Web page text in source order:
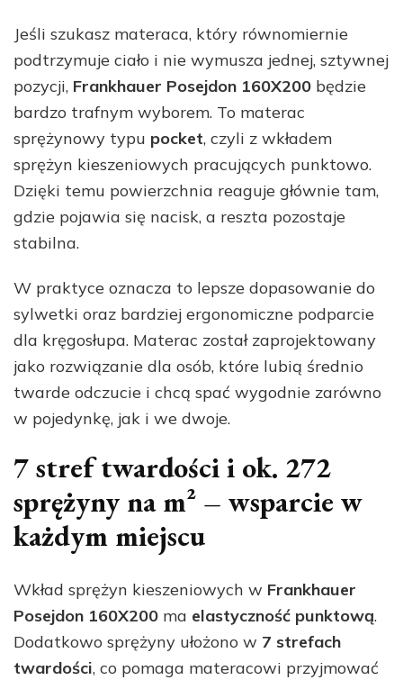
Jeśli szukasz materaca, który równomiernie
podtrzymuje ciało i nie wymusza jednej, sztywnej
pozycji, Frankhauer Posejdon 160X200 będzie
bardzo trafnym wyborem. To materac
sprężynowy typu pocket, czyli z wkładem
sprężyn kieszeniowych pracujących punktowo.
Dzięki temu powierzchnia reaguje głównie tam,
gdzie pojawia się nacisk, a reszta pozostaje
stabilna.
W praktyce oznacza to lepsze dopasowanie do
sylwetki oraz bardziej ergonomiczne podparcie
dla kręgosłupa. Materac został zaprojektowany
jako rozwiązanie dla osób, które lubią średnio
twarde odczucie i chcą spać wygodnie zarówno
w pojedynkę, jak i we dwoje.
7 stref twardości i ok. 272
sprężyny na m² – wsparcie w
każdym miejscu
Wkład sprężyn kieszeniowych w Frankhauer
Posejdon 160X200 ma elastyczność punktową.
Dodatkowo sprężyny ułożono w 7 strefach
twardości, co pomaga materacowi przyjmować